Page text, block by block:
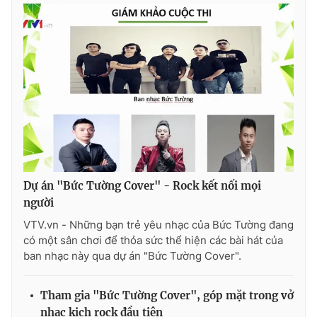
THỜI BÁO VTV
Theo dõi báo trên
Cơ quan chủ quản:
Đài Truyền hình Việt Nam
Cơ quan báo chí:
cấp ngày 29/12/2023
Tổng Biên tập: Vũ Thanh Thủy
Tổng đài VTV:024.38 355 931 - 024.38 355 932
Dự án "Bức Tường Cover" - Rock kết nối mọi
người
VTV.vn - Những bạn trẻ yêu nhạc của Bức Tường đang
có một sân chơi để thỏa sức thể hiện các bài hát của
ban nhạc này qua dự án "Bức Tường Cover".
Tham gia "Bức Tường Cover", góp mặt trong vở
nhạc kịch rock đầu tiên